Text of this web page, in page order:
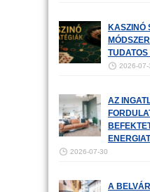
KASZINÓ
2026-07-
AZ
2026-07-30
A